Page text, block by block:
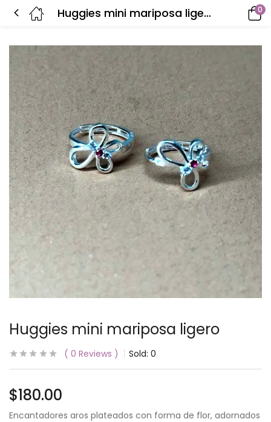
Huggies mini mariposa ligero 0
Huggies mini mariposa ligero
0 Reviews Sold: 0
$180.00
Encantadores aros plateados con forma de flor, adornados